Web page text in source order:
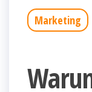
Marketing